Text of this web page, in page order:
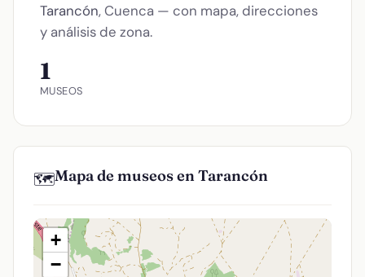
Tarancón, Cuenca — con mapa, direcciones
y análisis de zona.
1
MUSEOS
🗺️Mapa de museos en Tarancón
+
−